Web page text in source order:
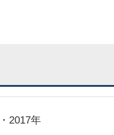
2017年